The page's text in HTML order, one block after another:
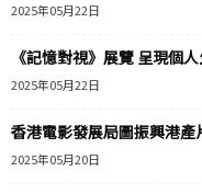
2025年05月22日
《記憶對視》展覽 呈現個
2025年05月22日
香港電影發展局圖振興港產
2025年05月20日